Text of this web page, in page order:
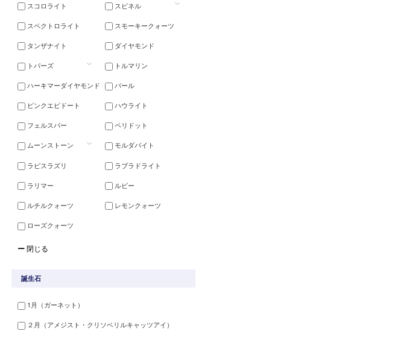
スコロライト スピネル
スペクトロライト スモーキークォーツ
タンザナイト ダイヤモンド
トパーズ トルマリン
ハーキマーダイヤモンド パール
ピンクエピドート ハウライト
フェルスパー ペリドット
ムーンストーン モルダバイト
ラピスラズリ ラブラドライト
ラリマー ルビー
ルチルクォーツ レモンクォーツ
ローズクォーツ
ー閉じる
誕生石
1月（ガーネット）
２月（アメジスト・クリソベリルキャッツアイ）